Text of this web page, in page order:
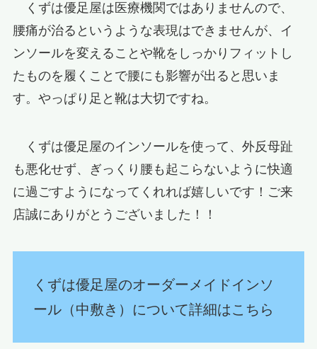
くずは優足屋は医療機関ではありませんので、
腰痛が治るというような表現はできませんが、イ
ンソールを変えることや靴をしっかりフィットし
たものを履くことで腰にも影響が出ると思いま
す。やっぱり足と靴は大切ですね。
くずは優足屋のインソールを使って、外反母趾
も悪化せず、ぎっくり腰も起こらないように快適
に過ごすようになってくれれば嬉しいです！ご来
店誠にありがとうございました！！
くずは優足屋のオーダーメイドインソ
ール（中敷き）について詳細はこちら